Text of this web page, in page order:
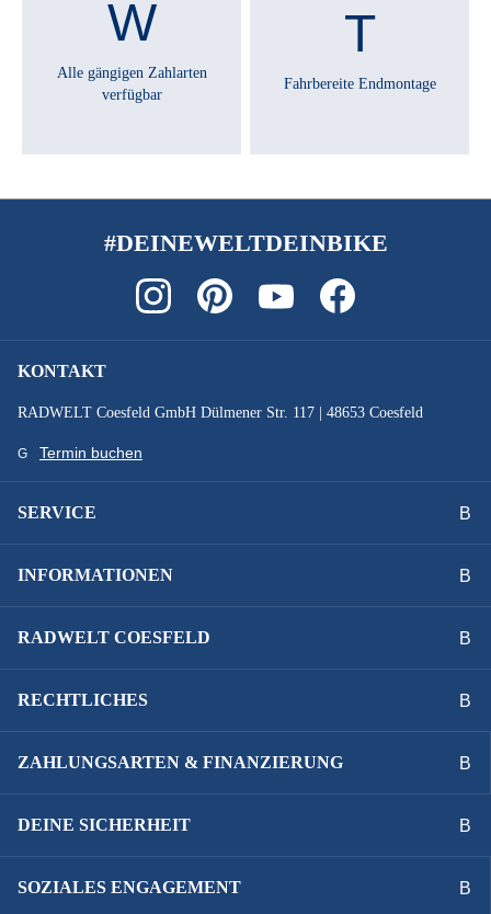
Alle gängigen Zahlarten
verfügbar
Fahrbereite Endmontage
#DEINEWELTDEINBIKE
KONTAKT
RADWELT Coesfeld GmbH Dülmener Str. 117 | 48653 Coesfeld
Termin buchen
SERVICE
INFORMATIONEN
RADWELT COESFELD
RECHTLICHES
ZAHLUNGSARTEN & FINANZIERUNG
DEINE SICHERHEIT
SOZIALES ENGAGEMENT